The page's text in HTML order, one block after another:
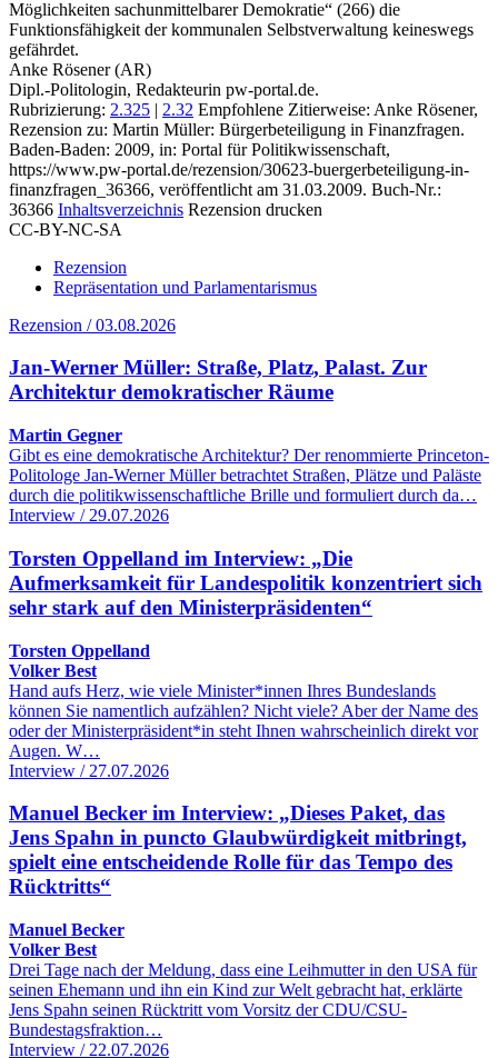
Möglichkeiten sachunmittelbarer Demokratie“ (266) die
Funktionsfähigkeit der kommunalen Selbstverwaltung keineswegs
gefährdet.
Anke Rösener (AR)
Dipl.-Politologin, Redakteurin pw-portal.de.
Rubrizierung: 2.325 | 2.32 Empfohlene Zitierweise: Anke Rösener,
Rezension zu: Martin Müller: Bürgerbeteiligung in Finanzfragen.
Baden-Baden: 2009, in: Portal für Politikwissenschaft,
https://www.pw-portal.de/rezension/30623-buergerbeteiligung-in-
finanzfragen_36366, veröffentlicht am 31.03.2009. Buch-Nr.:
36366 Inhaltsverzeichnis Rezension drucken
CC-BY-NC-SA
Rezension
Repräsentation und Parlamentarismus
Rezension / 03.08.2026
Jan-Werner Müller: Straße, Platz, Palast. Zur
Architektur demokratischer Räume
Martin Gegner
Gibt es eine demokratische Architektur? Der renommierte Princeton-
Politologe Jan-Werner Müller betrachtet Straßen, Plätze und Paläste
durch die politikwissenschaftliche Brille und formuliert durch da…
Interview / 29.07.2026
Torsten Oppelland im Interview: „Die
Aufmerksamkeit für Landespolitik konzentriert sich
sehr stark auf den Ministerpräsidenten“
Torsten Oppelland
Volker Best
Hand aufs Herz, wie viele Minister*innen Ihres Bundeslands
können Sie namentlich aufzählen? Nicht viele? Aber der Name des
oder der Ministerpräsident*in steht Ihnen wahrscheinlich direkt vor
Augen. W…
Interview / 27.07.2026
Manuel Becker im Interview: „Dieses Paket, das
Jens Spahn in puncto Glaubwürdigkeit mitbringt,
spielt eine entscheidende Rolle für das Tempo des
Rücktritts“
Manuel Becker
Volker Best
Drei Tage nach der Meldung, dass eine Leihmutter in den USA für
seinen Ehemann und ihn ein Kind zur Welt gebracht hat, erklärte
Jens Spahn seinen Rücktritt vom Vorsitz der CDU/CSU-
Bundestagsfraktion…
Interview / 22.07.2026